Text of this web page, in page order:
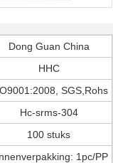
Dong Guan China
HHC
SGS,Rohs
Hc-srms-304
100 stuks
1pc/PP